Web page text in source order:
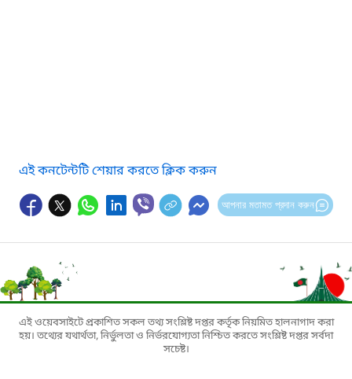
এই কনটেন্টটি শেয়ার করতে ক্লিক করুন
আপনার মতামত প্রদান করুন
এই ওয়েবসাইটে প্রকাশিত সকল তথ্য সংশ্লিষ্ট দপ্তর কর্তৃক নিয়মিত হালনাগাদ করা
হয়। তথ্যের যথার্থতা, নির্ভুলতা ও নির্ভরযোগ্যতা নিশ্চিত করতে সংশ্লিষ্ট দপ্তর সর্বদা
সচেষ্ট।